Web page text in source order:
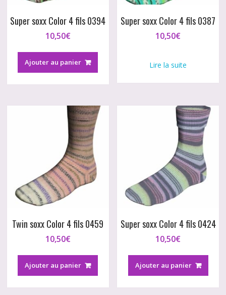
Super soxx Color 4 fils 0394
10,50€
Ajouter au panier
Super soxx Color 4 fils 0387
10,50€
Lire la suite
Twin soxx Color 4 fils 0459
10,50€
Ajouter au panier
Super soxx Color 4 fils 0424
10,50€
Ajouter au panier